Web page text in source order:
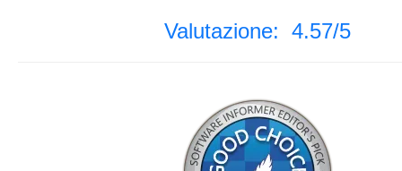
Valutazione: 4.57/5